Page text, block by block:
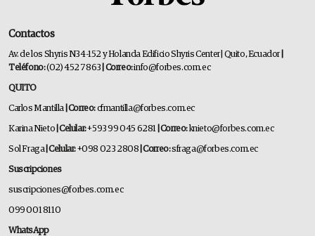
Contactos
Av. de los Shyris N34-152 y Holanda Edificio Shyris Center | Quito, Ecuador
Teléfono:(02) 452 7863 | Correo:info@forbes.com.ec
QUITO
Carlos Mantilla | Correo:cfmantilla@forbes.com.ec
Karina Nieto | Celular:+593 99 045 6281 | Correo:knieto@forbes.com.ec
Sol Fraga| Celular:+098 023 2808 | Correo:sfraga@forbes.com.ec
Suscripciones
suscripciones@forbes.com.ec
099 001 8110
WhatsApp